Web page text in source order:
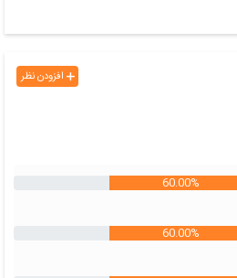
افزودن نظر
60.00%
60.00%